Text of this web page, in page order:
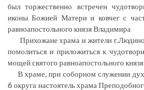
был торжественно встречен
иконы Божией Матери и ковчег с
равноапостольного князя Владимира
Прихожане храма и жители
помолиться и приложиться к
мощей святого равноапостольного
В храме, при соборном служении
6 округа настоятель храма